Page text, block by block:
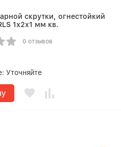
скрутки, огнестойкий
1х2х1 мм кв.
0 отзывов
Уточняйте